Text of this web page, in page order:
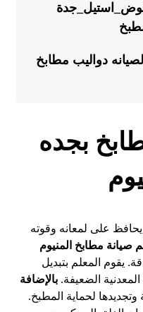
دواليب مطابخ
بجده
على لمعانه وقوته
صيانة مطابخ المنيوم
يقوم المعلم بتبديل
المعدنية الضعيفة.بالإضافة
لحماية المطبخ.